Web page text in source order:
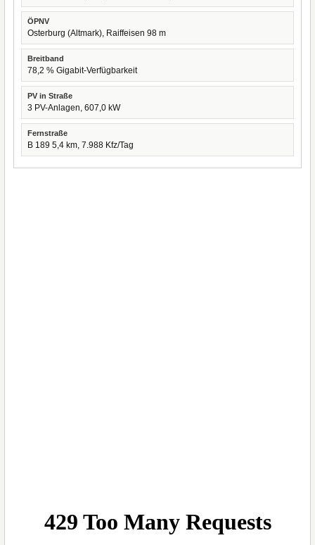
ÖPNV
Osterburg (Altmark), Raiffeisen 98 m
Breitband
78,2 % Gigabit-Verfügbarkeit
PV in Straße
3 PV-Anlagen, 607,0 kW
Fernstraße
B 189 5,4 km, 7.988 Kfz/Tag